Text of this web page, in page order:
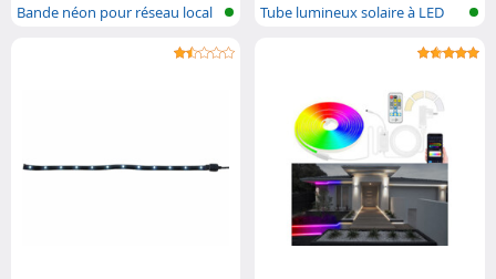
Bande néon pour réseau local
Tube lumineux solaire à LED